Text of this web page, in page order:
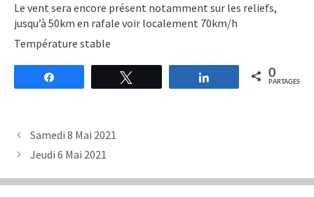
Le vent sera encore présent notamment sur les reliefs,
jusqu’à 50km en rafale voir localement 70km/h
Température stable
Partagez 0
PARTAGES
Samedi 8 Mai 2021
Jeudi 6 Mai 2021